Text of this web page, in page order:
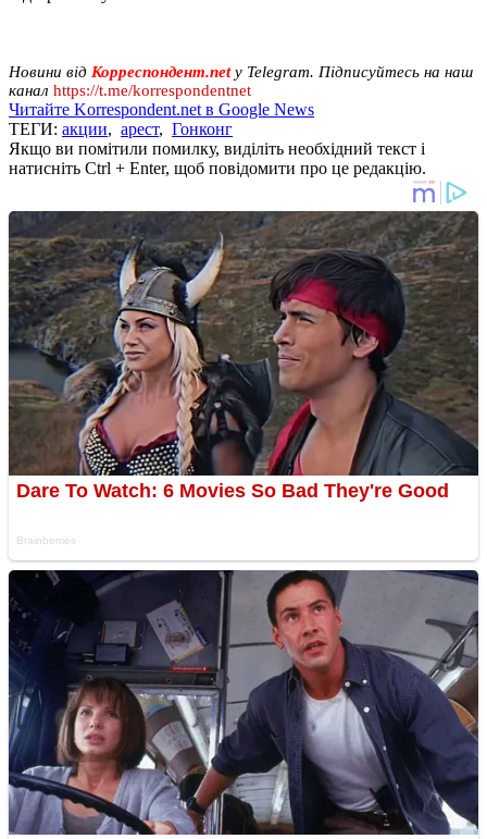
Новини від Корреспондент.net у Telegram. Підписуйтесь на наш
канал https://t.me/korrespondentnet
Читайте Korrespondent.net в Google News
ТЕГИ: акции, арест, Гонконг
Якщо ви помітили помилку, виділіть необхідний текст і
натисніть Ctrl + Enter, щоб повідомити про це редакцію.